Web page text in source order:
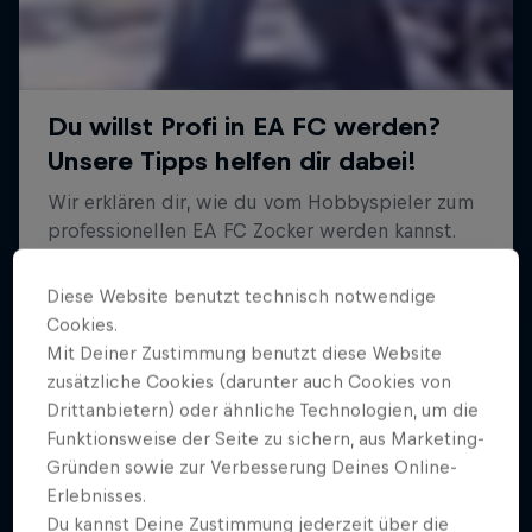
Diese Website benutzt technisch notwendige
Cookies.
Mit Deiner Zustimmung benutzt diese Website
zusätzliche Cookies (darunter auch Cookies von
Drittanbietern) oder ähnliche Technologien, um die
Funktionsweise der Seite zu sichern, aus Marketing-
Gründen sowie zur Verbesserung Deines Online-
Erlebnisses.
Du kannst Deine Zustimmung jederzeit über die